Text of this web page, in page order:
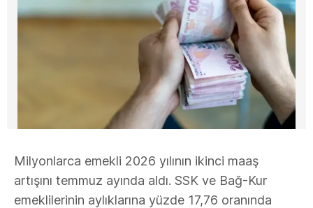
Milyonlarca emekli 2026 yılının ikinci maaş
artışını temmuz ayında aldı. SSK ve Bağ-Kur
emeklilerinin aylıklarına yüzde 17,76 oranında